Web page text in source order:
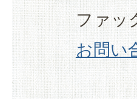
ファッ
お問い